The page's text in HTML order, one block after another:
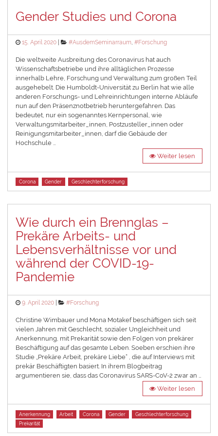
Gender Studies und Corona
Posted
15. April 2020 Categories
#AusdemSeminarraum,#Forschung
Die weltweite Ausbreitung des Coronavirus hat auch
Wissenschaftsbetriebe und ihre alltäglichen Prozesse
innerhalb Lehre, Forschung und Verwaltung zum großen Teil
ausgehebelt. Die Humboldt-Universität zu Berlin hat wie alle
anderen Forschungs- und Lehreinrichtungen interne Abläufe
nun auf den Präsenznotbetrieb heruntergefahren. Das
bedeutet, nur ein sogenanntes Kernpersonal, wie
Verwaltungsmitarbeiter_innen, Postzusteller_innen oder
Reinigungsmitarbeiter_innen, darf die Gebäude der
Hochschule …
Weiter lesen
Tags
Corona Gender Geschlechterforschung
Wie durch ein Brennglas –
Prekäre Arbeits- und
Lebensverhältnisse vor und
während der COVID-19-
Pandemie
Posted
9. April 2020 Categories
#Forschung
Christine Wimbauer und Mona Motakef beschäftigen sich seit
vielen Jahren mit Geschlecht, sozialer Ungleichheit und
Anerkennung, mit Prekarität sowie den Folgen von prekärer
Beschäftigung auf das gesamte Leben. Soeben erschien ihre
Studie „Prekäre Arbeit, prekäre Liebe“ , die auf Interviews mit
prekär Beschäftigten basiert. In ihrem Blogbeitrag
argumentieren sie, dass das Coronavirus SARS-CoV-2 zwar an …
Weiter lesen
Tags
Anerkennung Arbeit Corona Gender
Geschlechterforschung
Prekarität